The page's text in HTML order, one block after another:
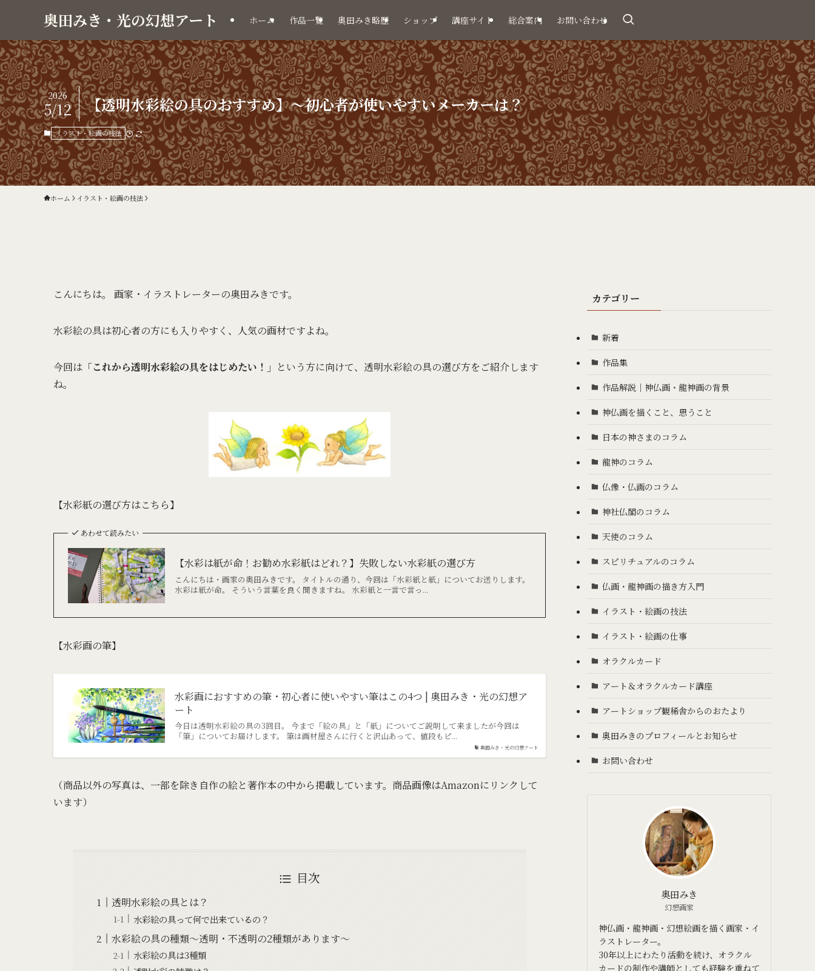
奥田みき・光の幻想アート ホーム 作品一覧 奥田みき略歴 ショップ 講座サイト 総合案内 お問い合わせ
【透明水彩絵の具のおすすめ】～初心者が使いやすいメーカーは？
2026
5/12
イラスト・絵画の技法
ホーム イラスト・絵画の技法
こんにちは。 画家・イラストレーターの奥田みきです。
水彩絵の具は初心者の方にも入りやすく、人気の画材ですよね。
今回は 「これから透明水彩絵の具をはじめたい！」 という方に向けて、透明水彩絵の具の選び方をご紹介します
ね。
【水彩紙の選び方はこちら】
あわせて読みたい
【水彩は紙が命！お勧め水彩紙はどれ？】失敗しない水彩紙の選び方
こんにちは・画家の奥田みきです。 タイトルの通り、今回は「水彩紙と紙」についてお送りします。
水彩は紙が命。 そういう言葉を良く聞きますね。 水彩紙と一言で言っ...
【水彩画の筆】
奥田みき・光の幻想アート
水彩画におすすめの筆・初心者に使いやすい筆はこの4つ | 奥田みき・光の幻想ア
ート
今日は透明水彩絵の具の3回目。 今まで「絵の具」と「紙」についてご説明して来ましたが今回は
「筆」についてお届けします。 筆は画材屋さんに行くと沢山あって、値段もピ...
（商品以外の写真は、一部を除き自作の絵と著作本の中から掲載しています。商品画像はAmazonにリンクして
います）
目次
透明水彩絵の具とは？
水彩絵の具って何で出来ているの？
水彩絵の具の種類～透明・不透明の2種類があります～
水彩絵の具は3種類
カテゴリー
新着
作品集
作品解説｜神仏画・龍神画の背景
神仏画を描くこと、思うこと
日本の神さまのコラム
龍神のコラム
仏像・仏画のコラム
神社仏閣のコラム
天使のコラム
スピリチュアルのコラム
仏画・龍神画の描き方入門
イラスト・絵画の技法
イラスト・絵画の仕事
オラクルカード
アート＆オラクルカード講座
アートショップ観稀舎からのおたより
奥田みきのプロフィールとお知らせ
お問い合わせ
奥田みき
幻想画家
神仏画・龍神画・幻想絵画を描く画家・イ
ラストレーター。
30年以上にわたり活動を続け、オラクル
カードの制作や講師としても経験を重ねて